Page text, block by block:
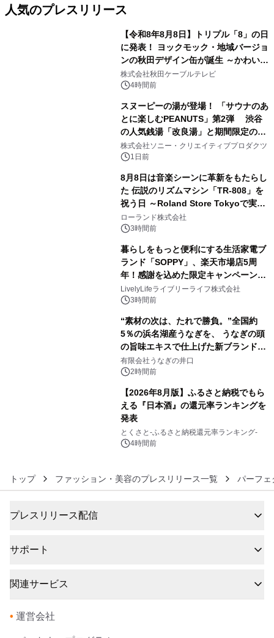
人気のプレスリリース
【令和8年8月8日】トリプル「8」の日
に発表！ ヨックモック・地域バージョ
ンの秋田デザイン缶が誕生 ～かわいい
秋田犬の子犬と秋田の四季と名所を巡
るパッケージ～ 9月1日(火)秋田県内で
株式会社秋田ケーブルテレビ
4時間前
スヌーピーの湯が登場！ 「サウナのあ
とに楽しむPEANUTS」第2弾 渋谷
の人気銭湯「改良湯」と期間限定のコ
ラボレーション サウナイキタイコラ
ボグッズも発売決定！
株式会社ソニー・クリエイティブプロダクツ
1日前
8月8日は音楽シーンに革新をもたらし
た 伝説のリズムマシン「TR-808」を
祝う日 ～Roland Store Tokyoで実機
を展示しての 記念キャンペーンを開
催 英国ラジオ「NTS」の 特別プログ
アーティストを フィーチャーしたアニ
メーションを公開～
ローランド株式会社
3時間前
暮らしをもっと便利にする生活家電ブ
ランド「SOPPY」、楽天市場店5周
年！感謝を込めた限定キャンペーンを
8月10日より開催
LivelyLifeライブリーライフ株式会社
3時間前
“素材の次は、たれで勝負。”全国約
5％の浜名湖産うなぎを、 うなぎの頭
の旨味エキスで仕上げた新ブランド
「井口の誉」誕生
有限会社うなぎの井口
2時間前
【2026年8月版】ふるさと納税でもら
える『日本酒』の還元率ランキングを
発表
とくさと-ふるさと納税還元率ランキング-
4時間前
トップ ファッション・美容のプレスリリース一覧 パーフェ
プレスリリース配信
サポート
関連サービス
• 運営会社